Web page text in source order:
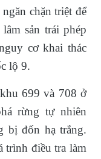
chặn triệt để
sản trái phép
cơ khai thác
lộ 9.
699 và 708 ở
rừng tự nhiên
bị đốn hạ trắng.
trình điều tra làm